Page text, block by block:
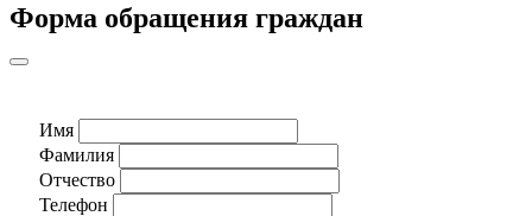
Форма обращения граждан
Имя
Фамилия
Отчество
Телефон